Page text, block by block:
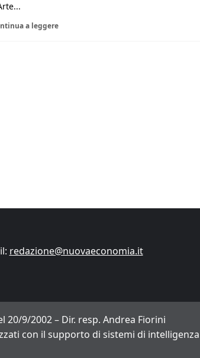
a leggere
redazione@nuovaeconomia.it
20/9/2002 – Dir. resp. Andrea Fiorini
con il supporto di sistemi di